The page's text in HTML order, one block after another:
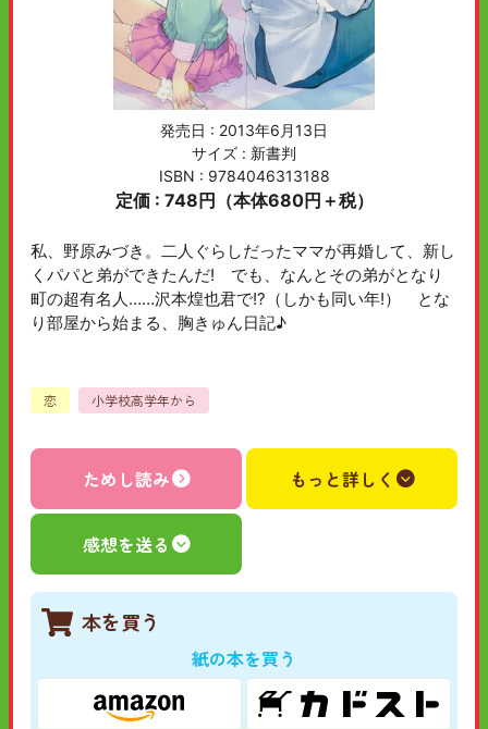
発売日 : 2013年6月13日
サイズ : 新書判
ISBN : 9784046313188
定価 : 748円（本体680円＋税）
私、野原みづき。二人ぐらしだったママが再婚して、新し
くパパと弟ができたんだ! でも、なんとその弟がとなり
町の超有名人……沢本煌也君で!?（しかも同い年!） とな
り部屋から始まる、胸きゅん日記♪
恋 小学校高学年から
ためし読み もっと詳しく
感想を送る
本を買う
紙の本を買う